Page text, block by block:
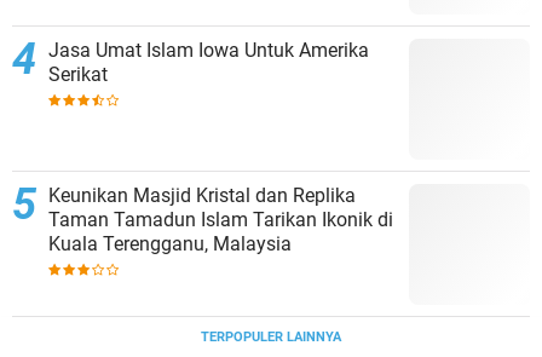
Jasa Umat Islam Iowa Untuk Amerika
Serikat
Keunikan Masjid Kristal dan Replika
Taman Tamadun Islam Tarikan Ikonik di
Kuala Terengganu, Malaysia
TERPOPULER LAINNYA